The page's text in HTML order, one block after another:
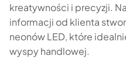
kreatywności i precyzji.
informacji od klienta
neonów LED, które
wyspy handlowej.